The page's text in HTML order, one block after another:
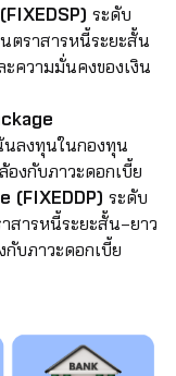
ระดับ
ตราสารหนี้ระยะสั้น
ความมั่นคงของเงิน
นลงทุนในกองทุน
งกับภาวะดอกเบี้ย
(FIXEDDP) ระดับ
สารหนี้ระยะสั้น–ยาว
บภาวะดอกเบี้ย